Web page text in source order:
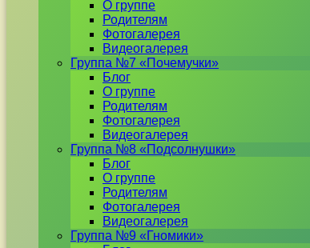
О группе
Родителям
Фотогалерея
Видеогалерея
Группа №7 «Почемучки»
Блог
О группе
Родителям
Фотогалерея
Видеогалерея
Группа №8 «Подсолнушки»
Блог
О группе
Родителям
Фотогалерея
Видеогалерея
Группа №9 «Гномики»